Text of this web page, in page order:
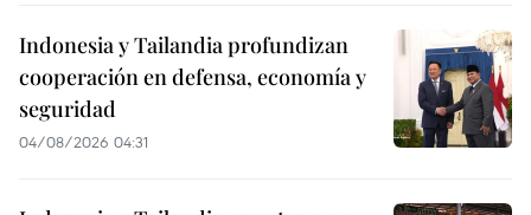
Indonesia y Tailandia profundizan
cooperación en defensa, economía y
seguridad
04/08/2026 04:31